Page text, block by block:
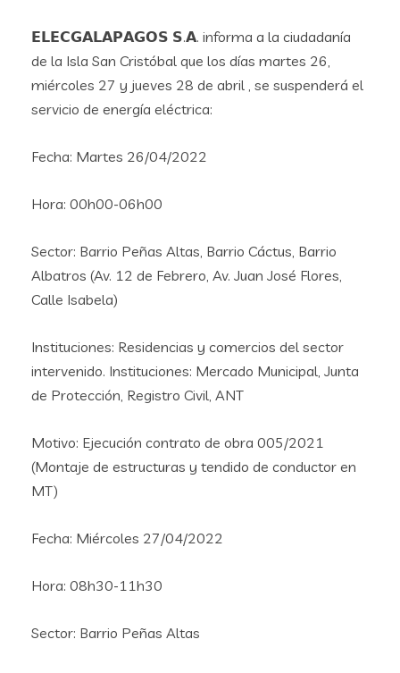
𝗘𝗟𝗘𝗖𝗚𝗔𝗟𝗔𝗣𝗔𝗚𝗢𝗦 𝗦.𝗔. informa a la ciudadanía
de la Isla San Cristóbal que los días martes 26,
miércoles 27 y jueves 28 de abril , se suspenderá el
servicio de energía eléctrica:
Fecha: Martes 26/04/2022
Hora: 00h00-06h00
Sector: Barrio Peñas Altas, Barrio Cáctus, Barrio
Albatros (Av. 12 de Febrero, Av. Juan José Flores,
Calle Isabela)
Instituciones: Residencias y comercios del sector
intervenido. Instituciones: Mercado Municipal, Junta
de Protección, Registro Civil, ANT
Motivo: Ejecución contrato de obra 005/2021
(Montaje de estructuras y tendido de conductor en
MT)
Fecha: Miércoles 27/04/2022
Hora: 08h30-11h30
Sector: Barrio Peñas Altas